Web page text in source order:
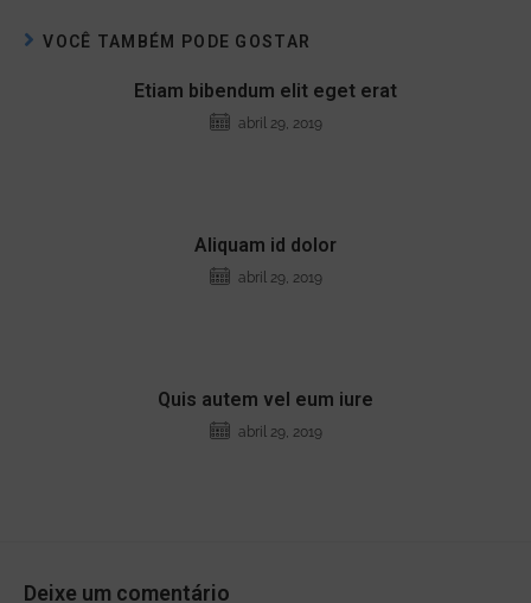
VOCÊ TAMBÉM PODE GOSTAR
Etiam bibendum elit eget erat
abril 29, 2019
Aliquam id dolor
abril 29, 2019
Quis autem vel eum iure
abril 29, 2019
Deixe um comentário